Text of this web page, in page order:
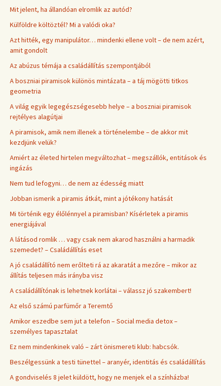
Mit jelent, ha állandóan elromlik az autód?
Külföldre költöztél? Mi a valódi oka?
Azt hitték, egy manipulátor… mindenki ellene volt – de nem azért,
amit gondolt
Az abúzus témája a családállítás szempontjából
A boszniai piramisok különös mintázata – a táj mögötti titkos
geometria
A világ egyik legegészségesebb helye – a boszniai piramisok
rejtélyes alagútjai
A piramisok, amik nem illenek a történelembe – de akkor mit
kezdjünk velük?
Amiért az életed hirtelen megváltozhat – megszállók, entitások és
ingázás
Nem tud lefogyni… de nem az édesség miatt
Jobban ismerik a piramis átkát, mint a jótékony hatását
Mi történik egy élőlénnyel a piramisban? Kísérletek a piramis
energiájával
A látásod romlik … vagy csak nem akarod használni a harmadik
szemedet? – Családállítás eset
A jó családállító nem erőlteti rá az akaratát a mezőre – mikor az
állítás teljesen más irányba visz
A családállítónak is lehetnek korlátai – válassz jó szakembert!
Az első számú parfümőr a Teremtő
Amikor eszedbe sem jut a telefon – Social media detox –
személyes tapasztalat
Ez nem mindenkinek való – zárt önismereti klub: habcsók.
Beszélgessünk a testi tünettel – aranyér, identitás és családállítás
A gondviselés 8 jelet küldött, hogy ne menjek el a színházba!